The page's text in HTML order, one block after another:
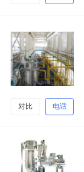
对比 电话